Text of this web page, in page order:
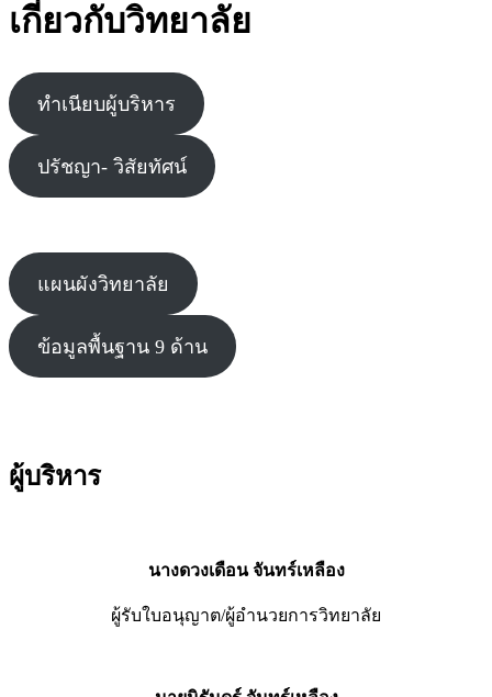
เกี่ยวกับวิทยาลัย
ทำเนียบผู้บริหาร
ปรัชญา- วิสัยทัศน์
แผนผังวิทยาลัย
ข้อมูลพื้นฐาน 9 ด้าน
ผู้บริหาร
นางดวงเดือน จันทร์เหลือง
ผู้รับใบอนุญาต/ผู้อำนวยการวิทยาลัย